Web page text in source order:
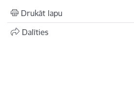
Drukāt lapu
Dalīties